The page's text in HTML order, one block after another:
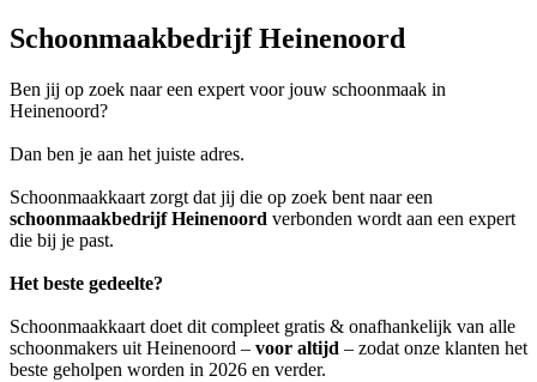
Schoonmaakbedrijf Heinenoord
Ben jij op zoek naar een expert voor jouw schoonmaak in
Heinenoord?
Dan ben je aan het juiste adres.
Schoonmaakkaart zorgt dat jij die op zoek bent naar een
schoonmaakbedrijf Heinenoord verbonden wordt aan een expert
die bij je past.
Het beste gedeelte?
Schoonmaakkaart doet dit compleet gratis & onafhankelijk van alle
schoonmakers uit Heinenoord – voor altijd – zodat onze klanten het
beste geholpen worden in 2026 en verder.